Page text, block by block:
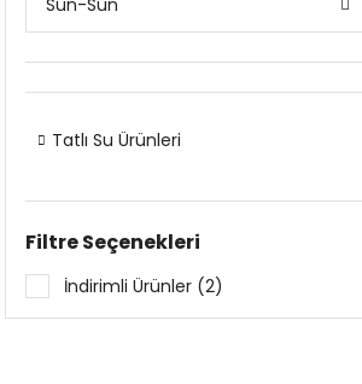
Sun-Sun
Tatlı Su Ürünleri
Filtre Seçenekleri
İndirimli Ürünler (2)